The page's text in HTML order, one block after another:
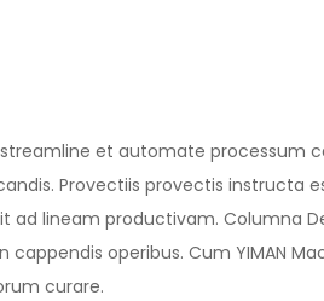
et automate processum
Provectiis provectis
lineam productivam. Columna
operibus. Cum YIMAN
curare.